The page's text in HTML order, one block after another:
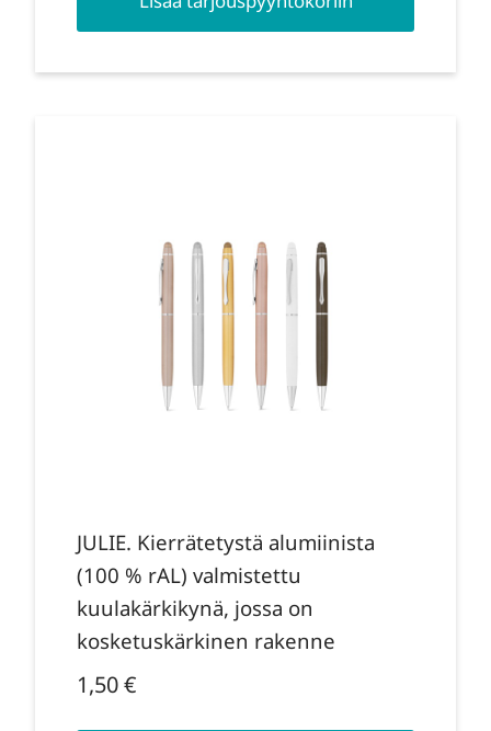
JULIE. Kierrätetystä alumiinista
(100 % rAL) valmistettu
kuulakärkikynä, jossa on
kosketuskärkinen rakenne
1,50€